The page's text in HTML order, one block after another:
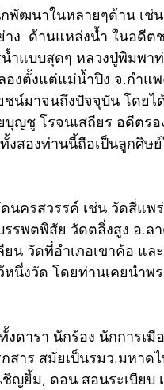
พัฒนาในหลายๆด้าน เช่น
ง  ด้านแหล่งน้ำ ในอดีต
ำแบบสุดๆ หลวงปู่พิมพา
งตั้งแต่แม่น้ำปิง จ.กำแพ
น์มาจนถึงปัจจุบัน โดยไ
ญชู โรจนเสถียร อดีตร
สองท่านนี้ถือเป็นลูกศิษ
นครสวรรค์ เช่น วัดสี่แพ
รพตพิสัย วัดตลิ่งสูง อ.ล
น วัดที่อำเภอเขาค้อ แล
หนึ่งวัด โดยท่านเคยนำพ
ดารา นักร้อง นักการเมื
าร สมัยเป็นรมว.มหาดไ
ญยิ้ม, ดอน สอนระเบียบ